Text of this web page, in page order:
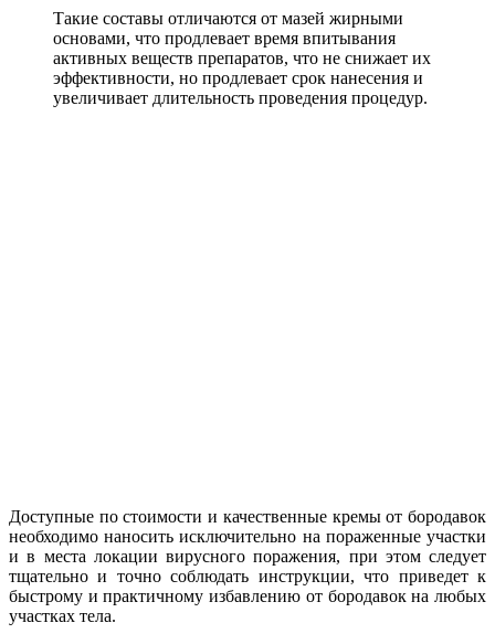
Такие составы отличаются от мазей жирными
основами, что продлевает время впитывания
активных веществ препаратов, что не снижает их
эффективности, но продлевает срок нанесения и
увеличивает длительность проведения процедур.
Доступные по стоимости и качественные кремы от бородавок
необходимо наносить исключительно на пораженные участки
и в места локации вирусного поражения, при этом следует
тщательно и точно соблюдать инструкции, что приведет к
быстрому и практичному избавлению от бородавок на любых
участках тела.